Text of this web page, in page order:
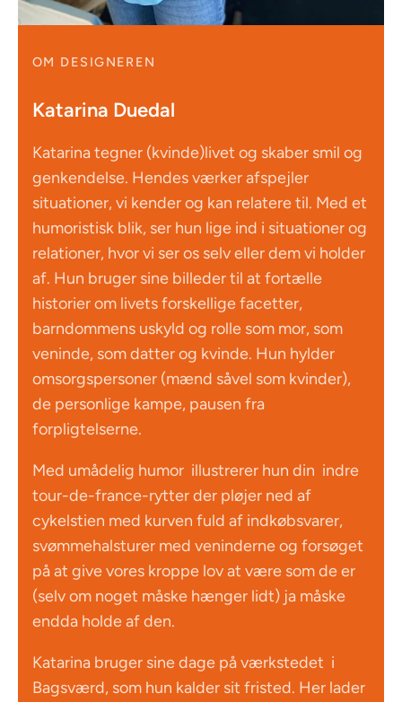
OM DESIGNEREN
Katarina Duedal
Katarina tegner (kvinde)livet og skaber smil og
genkendelse. Hendes værker afspejler
situationer, vi kender og kan relatere til. Med et
humoristisk blik, ser hun lige ind i situationer og
relationer, hvor vi ser os selv eller dem vi holder
af. Hun bruger sine billeder til at fortælle
historier om livets forskellige facetter,
barndommens uskyld og rolle som mor, som
veninde, som datter og kvinde. Hun hylder
omsorgspersoner (mænd såvel som kvinder),
de personlige kampe, pausen fra
forpligtelserne.
Med umådelig humor illustrerer hun din indre
tour-de-france-rytter der pløjer ned af
cykelstien med kurven fuld af indkøbsvarer,
svømmehalsturer med veninderne og forsøget
på at give vores kroppe lov at være som de er
(selv om noget måske hænger lidt) ja måske
endda holde af den.
Katarina bruger sine dage på værkstedet i
Bagsværd, som hun kalder sit fristed. Her lader